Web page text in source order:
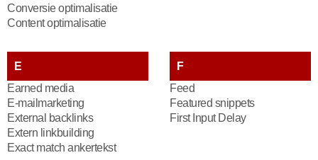
Conversie optimalisatie
Content optimalisatie
E
Earned media
E-mailmarketing
External backlinks
Extern linkbuilding
Exact match ankertekst
F
Feed
Featured snippets
First Input Delay